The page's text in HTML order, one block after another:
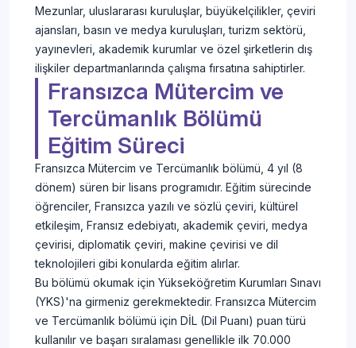
Mezunlar, uluslararası kuruluşlar, büyükelçilikler, çeviri
ajansları, basın ve medya kuruluşları, turizm sektörü,
yayınevleri, akademik kurumlar ve özel şirketlerin dış
ilişkiler departmanlarında çalışma fırsatına sahiptirler.
Fransızca Mütercim ve
Tercümanlık Bölümü
Eğitim Süreci
Fransızca Mütercim ve Tercümanlık bölümü, 4 yıl (8
dönem) süren bir lisans programıdır. Eğitim sürecinde
öğrenciler, Fransızca yazılı ve sözlü çeviri, kültürel
etkileşim, Fransız edebiyatı, akademik çeviri, medya
çevirisi, diplomatik çeviri, makine çevirisi ve dil
teknolojileri gibi konularda eğitim alırlar.
Bu bölümü okumak için Yükseköğretim Kurumları Sınavı
(YKS)'na girmeniz gerekmektedir. Fransızca Mütercim
ve Tercümanlık bölümü için DİL (Dil Puanı) puan türü
kullanılır ve başarı sıralaması genellikle ilk 70.000